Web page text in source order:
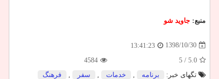
منبع: جاوید شو
1398/10/30
13:41:23
5.0
/ 5
4584
تگهای خبر:
برنامه خدمات سفر فرهنگ